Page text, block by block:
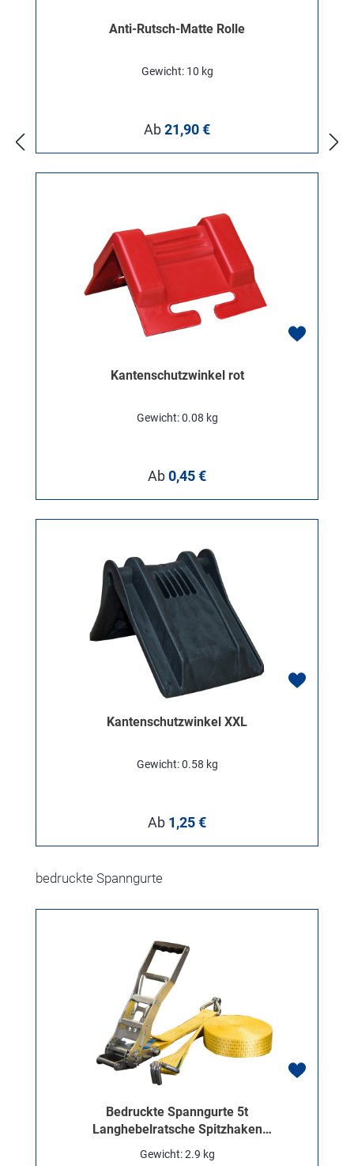
Anti-Rutsch-Matte Rolle
Gewicht: 10 kg
Regulärer Preis:
Ab21,90 €
Kantenschutzwinkel rot
Gewicht: 0.08 kg
Regulärer Preis:
Ab0,45 €
Kantenschutzwinkel XXL
Gewicht: 0.58 kg
Regulärer Preis:
Ab 1,25 €
Produktgalerie überspringen
bedruckte Spanngurte
Bedruckte Spanngurte 5t
Langhebelratsche Spitzhaken
50mm
Gewicht: 2.9 kg